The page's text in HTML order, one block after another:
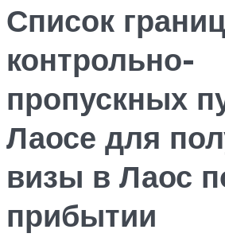
Список
контрольно-
пропускных
Лаосе для
визы в Лаос
прибытии